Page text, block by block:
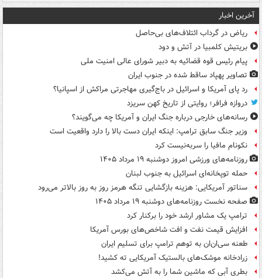
آخرین اخبار
ریاض در گرداب ائتلاف‌های بی‌حاصل
بریتیش کلمبیا در آتش و دود
پیام رئیس قوه قضائیه به دبیر شورای عالی امنیت ملی
تصاویر پهپاد ساقط شده در جنوب ایران
رد پای آمریکا و اسرائیل در باج‌گیری مهاجرتی مراکش از اسپانیا؟
دروازه فرافر؛ روایتی از تاریخ کهن سریزد
رسانه‌های خارجی درباره جنگ ایران و آمریکا چه می‌گویند؟
وزیر جنگ سابق ترامپ: اینکه ایران دست بالا را دارد واقعیت است
نکونام مافیا را سربه‌نیست کرد
روزنامه‌های ورزشی امروز دوشنبه ۱۹ مرداد ۱۴۰۵
حمله توپخانه‌ای اسرائیل به جنوب لبنان
سناتور آمریکایی: هزینه بازگشایی تنگه هرمز روز به روز بالاتر می‌رود
صفحه نخست روزنامه‌های دوشنبه ۱۹ مرداد ۱۴۰۵
ترامپ یک مشاور ارشد خود را برکنار کرد
افزایش قیمت نفت و افت شاخص‌های بورس آمریکا
طعنه سی‌ان‌ان به توهم ترامپ برای تسلیم ایران
زرادخانه موشک‌های بالستیک آمریکایی ته کشید!
بطری آبی که ماشین شما را به آتش می‌کشد